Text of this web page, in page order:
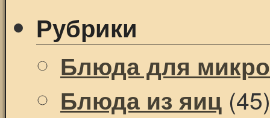
Рубрики
Блюда для
Блюда из яиц (45)